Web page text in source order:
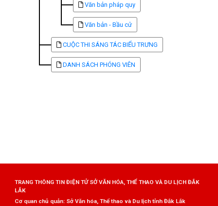
Văn bản pháp quy
Văn bản - Bầu cử
CUỘC THI SÁNG TÁC BIỂU TRƯNG
DANH SÁCH PHÓNG VIÊN
TRANG THÔNG TIN ĐIỆN TỬ SỞ VĂN HÓA, THỂ THAO VÀ DU LỊCH ĐẮK
LẮK
Cơ quan chủ quản: Sở Văn hóa, Thể thao và Du lịch tỉnh Đắk Lắk